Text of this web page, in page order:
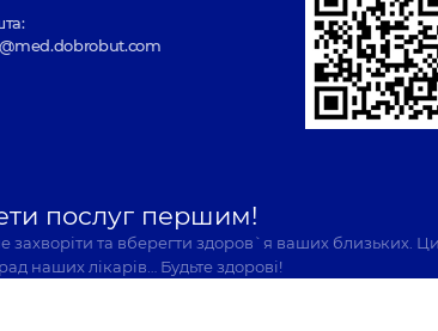
послуг першим!
захворіти та вберегти здоров`я ваших близьких.
наших лікарів… Будьте здорові!